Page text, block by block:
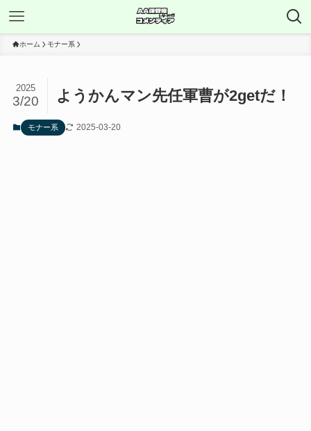
ホーム モナー系
ようかんマン先任軍曹が2getだ！
2025
3/20
モナー系 2025-03-20